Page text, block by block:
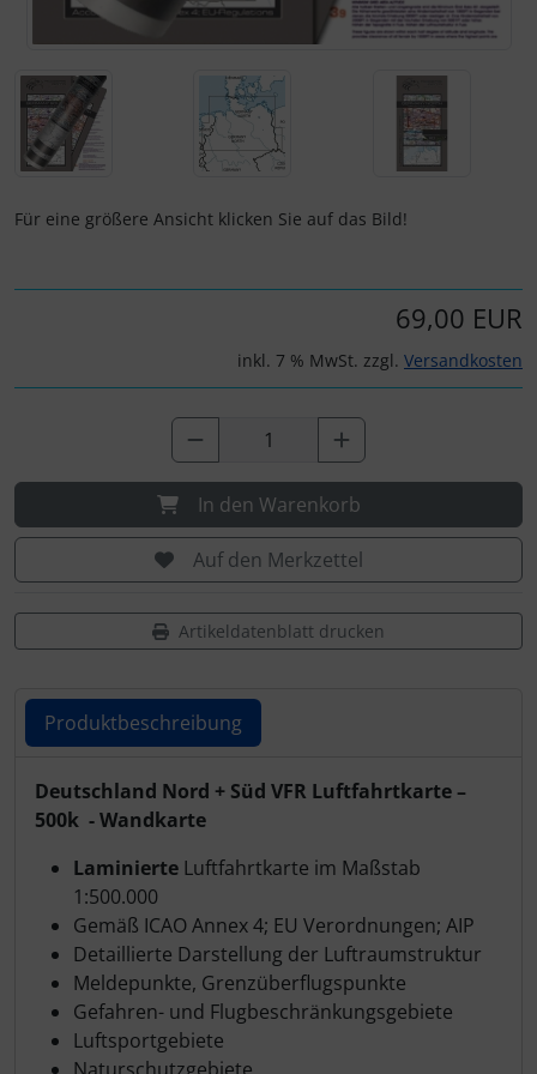
Für eine größere Ansicht klicken Sie auf das Bild!
69,00 EUR
inkl. 7 % MwSt. zzgl. Versandkosten
In den Warenkorb
Auf den Merkzettel
Artikeldatenblatt drucken
Produktbeschreibung
Produktbeschreibung
Deutschland Nord + Süd VFR Luftfahrtkarte –
500k - Wandkarte
Laminierte Luftfahrtkarte im Maßstab
1:500.000
Gemäß ICAO Annex 4; EU Verordnungen; AIP
Detaillierte Darstellung der Luftraumstruktur
Meldepunkte, Grenzüberflugspunkte
Gefahren- und Flugbeschränkungsgebiete
Luftsportgebiete
Mückenputzer
Schrauben, Muttern & Co.
Schutz und Pflege
Schutztaschen Interieur
Tapes und Tuning
Warn- und Schutzfolien
Sonstiges
Schmuck